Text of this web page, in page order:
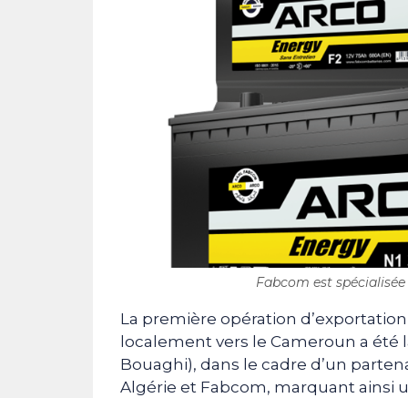
Fabcom est
La première opération
localement vers le Cameroun a été
Bouaghi), dans le cadre d’un
Algérie et Fabcom, marquant ainsi